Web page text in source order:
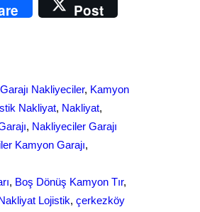
Post
Nakliyeciler, Kamyon
Nakliyat, Nakliyat
, Nakliyeciler Garajı
Kamyon Garajı
, Boş Dönüş Kamyon Tır
Lojistik, çerkezköy